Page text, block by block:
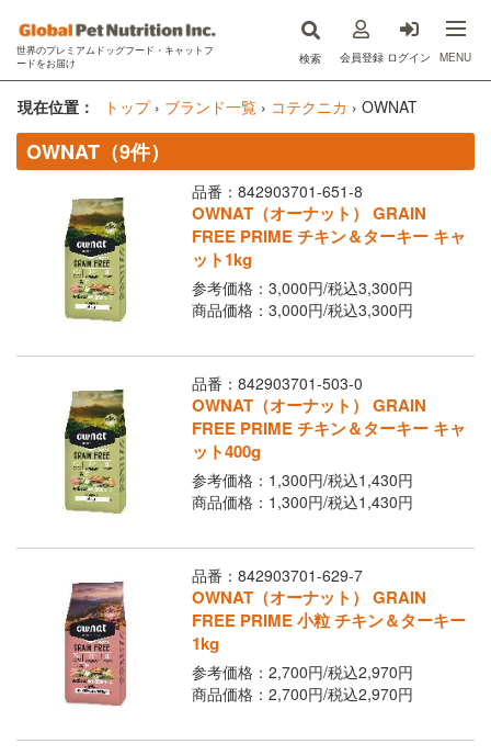
世界のプレミアムドッグフード・キャットフ
ードをお届け
検索 会員登録 ログイン
now fresh(ナウフレッシュ)
GO!SOLUTIONS(ゴー)
キットキャット
フードを探す
オンライン購入
原材料ハンドブック
Instagram
Youtubeチャネル
よくあるご質問 お問い合わせ
MENU
現在位置： トップ› ブランド一覧 › コテクニカ › OWNAT
OWNAT（9件）
品番：842903701-651-8
OWNAT（オーナット） GRAIN
FREE PRIME チキン＆ターキー キャ
ット1kg
参考価格：3,000円/税込3,300円
商品価格：3,000円/税込3,300円
品番：842903701-503-0
OWNAT（オーナット） GRAIN
FREE PRIME チキン＆ターキー キャ
ット400g
参考価格：1,300円/税込1,430円
商品価格：1,300円/税込1,430円
品番：842903701-629-7
OWNAT（オーナット） GRAIN
FREE PRIME 小粒 チキン＆ターキー
1kg
参考価格：2,700円/税込2,970円
商品価格：2,700円/税込2,970円